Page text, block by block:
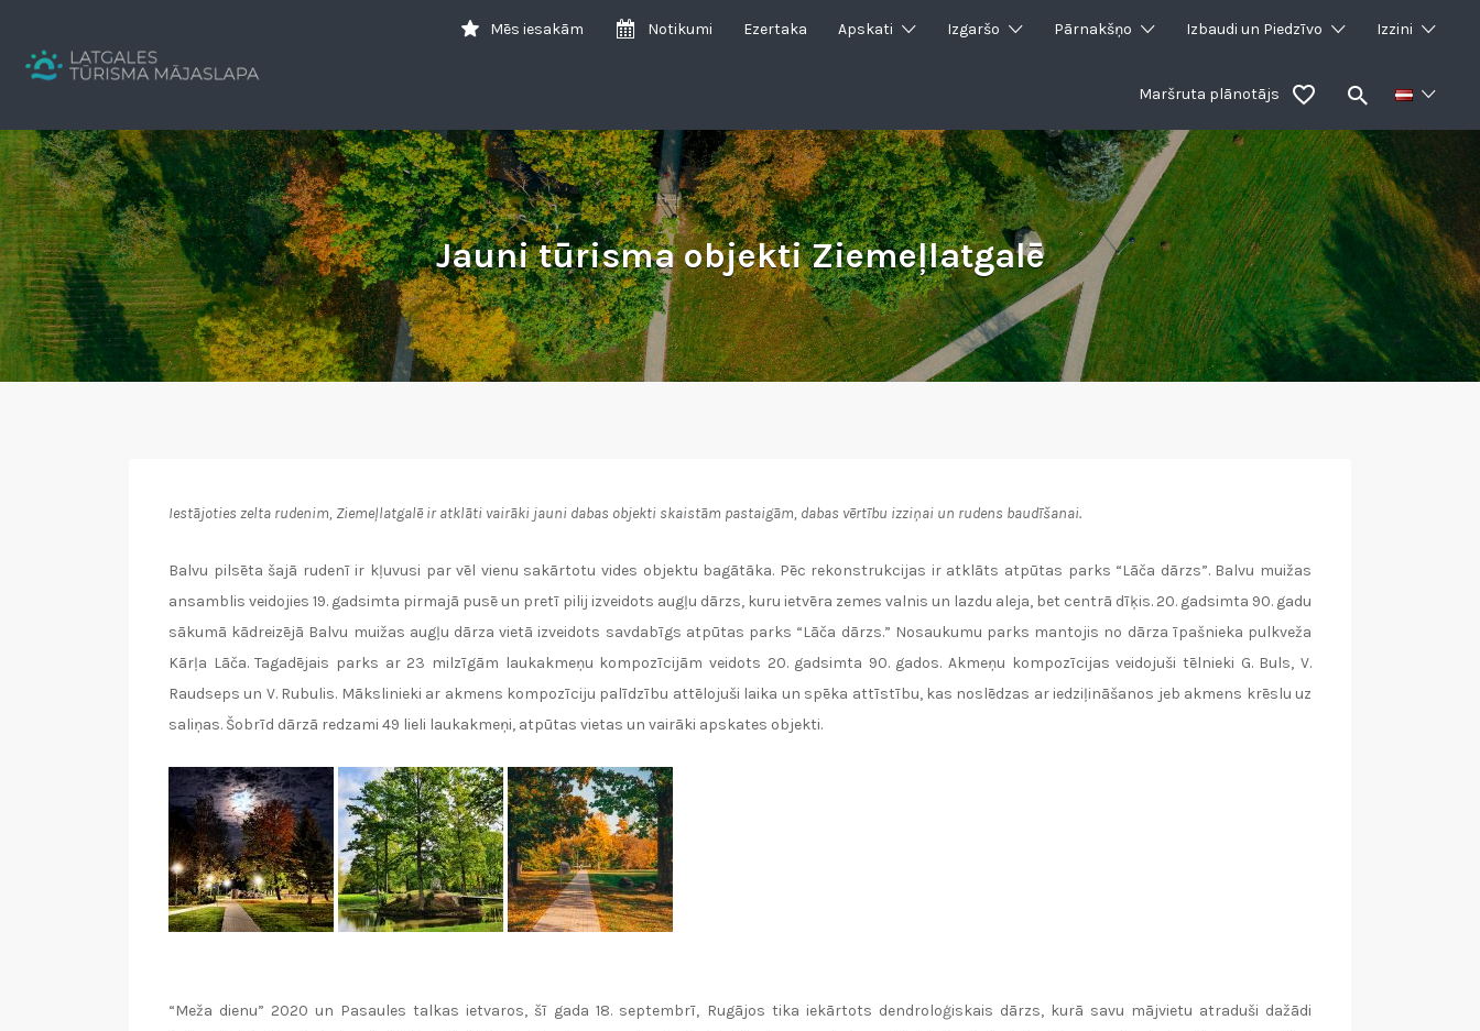
Tavs brīvdienu ceļvedis
Mēs iesakām Notikumi Ezertaka Apskati Izgaršo Pārnakšņo Izbaudi un Piedzīvo Izzini
Maršruta plānotājs
Jauni tūrisma objekti Ziemeļlatgalē
Iestājoties zelta rudenim, Ziemeļlatgalē ir atklāti vairāki jauni dabas objekti skaistām pastaigām, dabas vērtību izziņai un rudens baudīšanai.
Balvu pilsēta šajā rudenī ir kļuvusi par vēl vienu sakārtotu vides objektu bagātāka. Pēc rekonstrukcijas ir atklāts atpūtas parks “Lāča dārzs”. Balvu muižas
ansamblis veidojies 19. gadsimta pirmajā pusē un pretī pilij izveidots augļu dārzs, kuru ietvēra zemes valnis un lazdu aleja, bet centrā dīķis. 20. gadsimta 90. gadu
sākumā kādreizējā Balvu muižas augļu dārza vietā izveidots savdabīgs atpūtas parks “Lāča dārzs.” Nosaukumu parks mantojis no dārza īpašnieka pulkveža
Kārļa Lāča. Tagadējais parks ar 23 milzīgām laukakmeņu kompozīcijām veidots 20. gadsimta 90. gados. Akmeņu kompozīcijas veidojuši tēlnieki G. Buls, V.
Raudseps un V. Rubulis. Mākslinieki ar akmens kompozīciju palīdzību attēlojuši laika un spēka attīstību, kas noslēdzas ar iedziļināšanos jeb akmens krēslu uz
saliņas. Šobrīd dārzā redzami 49 lieli laukakmeņi, atpūtas vietas un vairāki apskates objekti.
“Meža dienu” 2020 un Pasaules talkas ietvaros, šī gada 18. septembrī, Rugājos tika iekārtots dendroloģiskais dārzs, kurā savu mājvietu atraduši dažādi